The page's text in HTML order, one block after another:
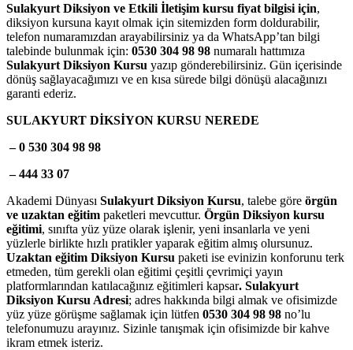
Sulakyurt Diksiyon ve Etkili İletişim kursu fiyat bilgisi için,
diksiyon kursuna kayıt olmak için sitemizden form doldurabilir,
telefon numaramızdan arayabilirsiniz ya da WhatsApp’tan bilgi
talebinde bulunmak için: 0530 304 98 98 numaralı hattımıza
Sulakyurt Diksiyon Kursu yazıp gönderebilirsiniz. Gün içerisinde
dönüş sağlayacağımızı ve en kısa sürede bilgi dönüşü alacağınızı
garanti ederiz.
SULAKYURT DİKSİYON KURSU NEREDE
– 0 530 304 98 98
– 444 33 07
Akademi Dünyası Sulakyurt Diksiyon Kursu, talebe göre örgün
ve uzaktan eğitim paketleri mevcuttur. Örgün Diksiyon kursu
eğitimi, sınıfta yüz yüze olarak işlenir, yeni insanlarla ve yeni
yüzlerle birlikte hızlı pratikler yaparak eğitim almış olursunuz.
Uzaktan eğitim Diksiyon Kursu paketi ise evinizin konforunu terk
etmeden, tüm gerekli olan eğitimi çeşitli çevrimiçi yayın
platformlarından katılacağınız eğitimleri kapsar. Sulakyurt
Diksiyon Kursu Adresi; adres hakkında bilgi almak ve ofisimizde
yüz yüze görüşme sağlamak için lütfen 0530 304 98 98 no’lu
telefonumuzu arayınız. Sizinle tanışmak için ofisimizde bir kahve
ikram etmek isteriz.